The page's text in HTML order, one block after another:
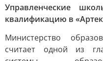
Управленческие
квалификацию в
Министерство
считает одной из